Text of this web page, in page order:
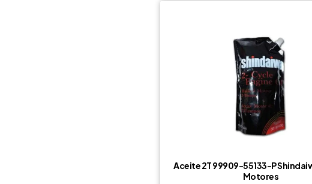
Aceite 2T 99909-55133-P
Motores